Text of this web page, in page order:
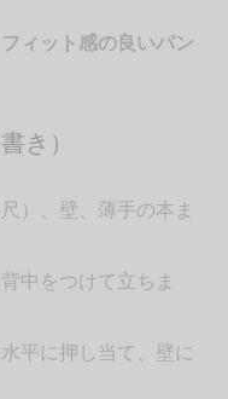
ィット感の良いパン
き）
）、壁、薄手の本ま
中をつけて立ちま
平に押し当て、壁に